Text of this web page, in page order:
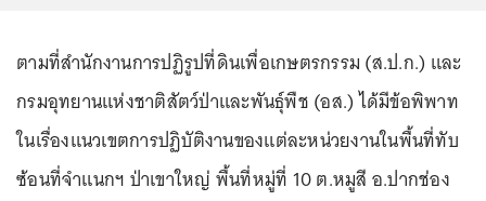
ตามที่สำนักงานการปฏิรูปที่ดินเพื่อเกษตรกรรม (ส.ป.ก.) และ
กรมอุทยานแห่งชาติสัตว์ป่าและพันธุ์พืช (อส.) ได้มีข้อพิพาท
ในเรื่องแนวเขตการปฏิบัติงานของแต่ละหน่วยงานในพื้นที่ทับ
ซ้อนที่จำแนกฯ ป่าเขาใหญ่ พื้นที่หมู่ที่ 10 ต.หมูสี อ.ปากช่อง